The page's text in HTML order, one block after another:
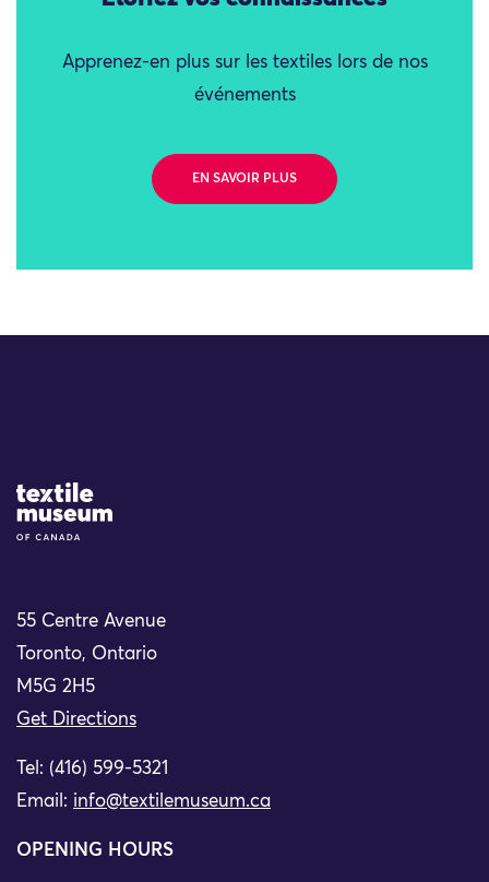
Apprenez-en plus sur les textiles lors de nos
événements
EN SAVOIR PLUS
Site Logo
55 Centre Avenue
Toronto, Ontario
M5G 2H5
Get Directions
Tel: (416) 599-5321
Email: info@textilemuseum.ca
OPENING HOURS